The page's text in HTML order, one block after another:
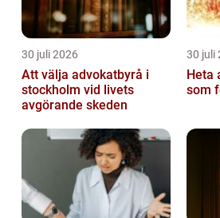
30 juli 2026
Att välja advokatbyrå i
stockholm vid livets
avgörande skeden
30 juli
Heta
som